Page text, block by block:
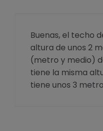
Buenas, el techo
altura de unos 2
(metro y medio)
tiene la misma
tiene unos 3